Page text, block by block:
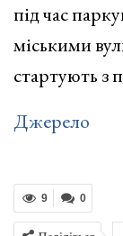
під час
міськими
стартують з
Джерело
0
9